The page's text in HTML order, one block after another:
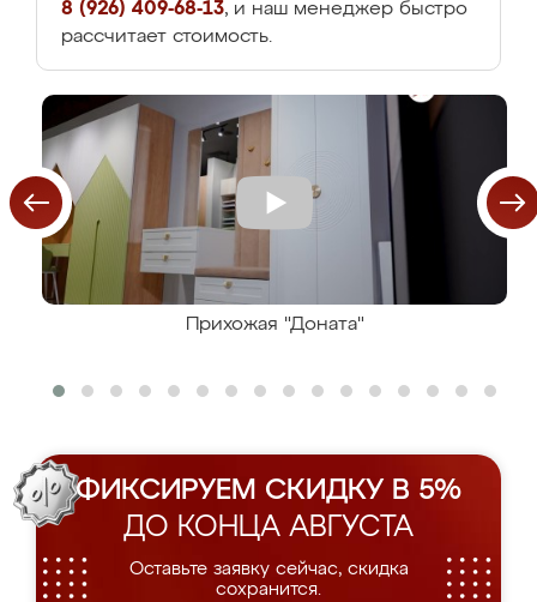
8 (926) 409-68-13, и наш менеджер быстро
рассчитает стоимость.
Прихожая "Доната"
ФИКСИРУЕМ СКИДКУ В 5%
ДО КОНЦА АВГУСТА
Оставьте заявку сейчас, скидка
сохранится.